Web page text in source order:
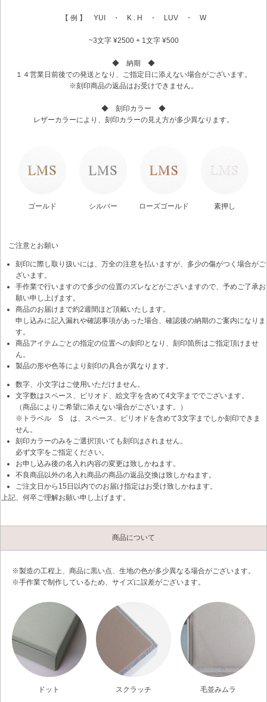
【 例 】 YUI ・ K . H ・ LUV ・ W
~3文字 ¥2500 + 1文字 ¥500
◆ 納期 ◆
１４営業日前後での発送となり、ご指定日に添えない場合がございます。
※刻印商品の返品はお受けできません。
◆ 刻印カラー ◆
レザーカラーにより、刻印カラーの見え方が多少異なります。
ゴールド シルバー ローズゴールド 素押し
ご注意とお願い
刻印に際し取り扱いには、万全の注意を払いますが、多少の傷がつく場合がご
ざいます。
手作業で行いますので多少の位置のズレなどがございますので、予めご了承お
願い申し上げます。
商品のお届けまで約2週間ほど頂戴いたします。
申し込みに記入漏れや確認事項があった場合、確認後の納期のご案内になりま
す。
商品アイテムごとの指定の位置への刻印となり、刻印箇所はご指定頂けませ
ん。
製品の形や色等により刻印の具合が異なります。
数字、小文字はご使用いただけません。
文字数はスペース、ピリオド、絵文字を含めて4文字まででございます。
（商品によりご希望に添えない場合がございます。）
※トラベル S は、スペース、ピリオドを含めて3文字までしか刻印できま
せん。
刻印カラーのみをご選択頂いても刻印はされません。
必ず文字をご指定ください。
お申し込み後の名入れ内容の変更は致しかねます。
不良商品以外の名入れ商品の商品の返品交換は致しかねます。
ご注文日から15日以内でのお届け指定はお受け致しかねます。
上記、何卒ご理解お願い申し上げます。
商品について
※製造の工程上、商品に黒い点、生地の色が多少異なる場合がございます。
※手作業で制作しているため、サイズに誤差がございます。
ドット スクラッチ 毛並みムラ